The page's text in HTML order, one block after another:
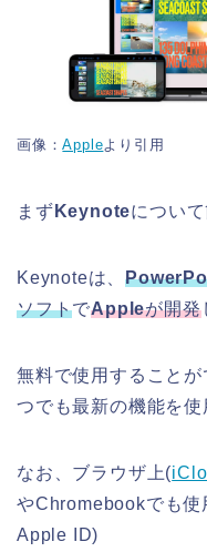
画像：Appleより引用
まず Keynoteについ
Keynoteは、
ソフトでAppleが開発
無料で使用すること
つでも最新の機能を使
なお、ブラウザ上(
やChromebookでも使
Apple ID)